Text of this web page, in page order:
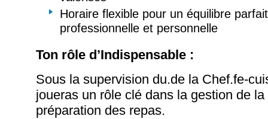
Horaire flexible pour un équilibre
professionnelle et personnelle
Ton rôle d’Indispensable :
Sous la supervision du.de la Chef.fe-
joueras un rôle clé dans la gestion de
préparation des repas.